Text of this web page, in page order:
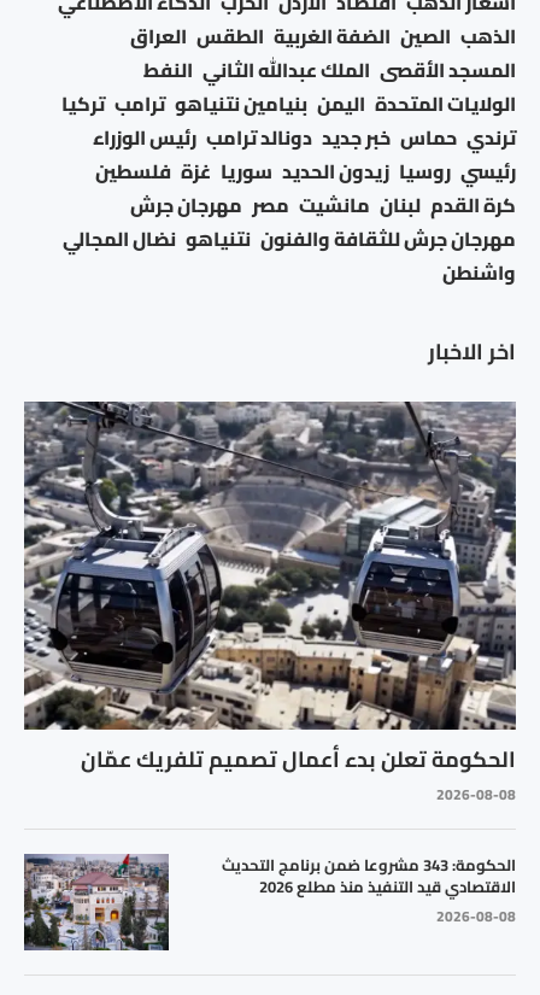
اخر الاخبار
الحكومة تعلن بدء أعمال تصميم تلفريك عمّان
2026-08-08
الحكومة: 343 مشروعا ضمن برنامج التحديث
الاقتصادي قيد التنفيذ منذ مطلع 2026
2026-08-08
الذهب الصين الضفة الغربية الطقس العراق
المسجد الأقصى الملك عبدالله الثاني النفط
الولايات المتحدة اليمن بنيامين نتنياهو ترامب تركيا
ترندي حماس خبر جديد دونالد ترامب رئيس الوزراء
رئيسي روسيا زيدون الحديد سوريا غزة فلسطين
كرة القدم لبنان مانشيت مصر مهرجان جرش
مهرجان جرش للثقافة والفنون نتنياهو نضال المجالي
واشنطن